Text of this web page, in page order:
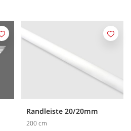
Merken
Randleiste 20/20mm
200 cm